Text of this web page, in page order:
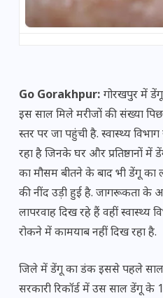
Go Gorakhpur: गोरखपुर में
इस साल मिले मरीजों की संख्या
स्तर पर जा पहुंची है. स्वास्थ्य
रहा है जिनके घर और प्रतिष्ठानों में
का मौसम बीतने के बाद भी डेंगू का
की नींद उड़ी हुई है. जागरूकता के
लापरवाह दिख रहे हैं वहीं स्वास्थ्य
रोकने में कामयाब नहीं दिख रहा है.
जिले में डेंगू का डंक इससे पहले
सरकारी रिकॉर्ड में उस साल डेंगू के